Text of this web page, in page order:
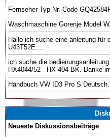
Fernseher Typ Nr. Code
Waschmaschine Gorenje Model
Hallo ich suche eine anleitung für
U43T52E....
ich suche die
HX4044/52 - HX 404 BK. Danke
Handbuch VW ID3 Pro S
Neueste Diskussionsbeiträge: